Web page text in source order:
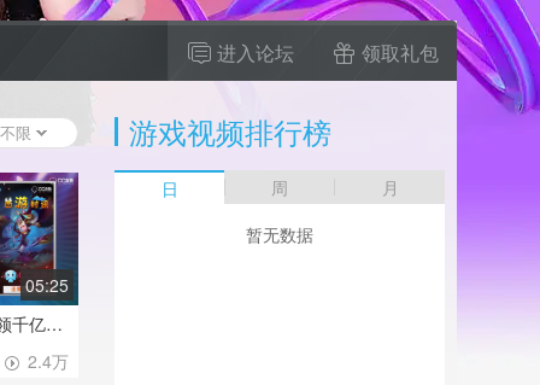
领取礼包
进入论坛
不限
05:25
主播别装C-抗揍直播领千亿兽决，竟然领到了……
2.4万
游戏视频排行榜
日 周
月
暂无数据